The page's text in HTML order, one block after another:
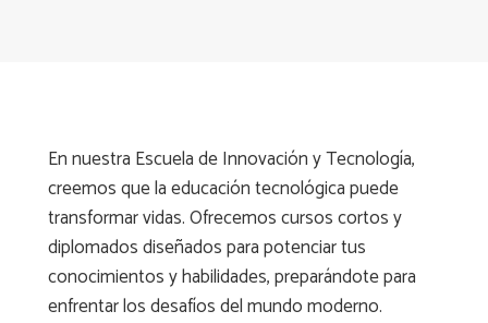
En nuestra Escuela de Innovación y Tecnología,
creemos que la educación tecnológica puede
transformar vidas. Ofrecemos cursos cortos y
diplomados diseñados para potenciar tus
conocimientos y habilidades, preparándote para
enfrentar los desafíos del mundo moderno.